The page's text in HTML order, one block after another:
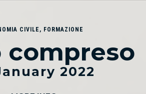
CIVILE , FORMAZIONE
compreso
2022